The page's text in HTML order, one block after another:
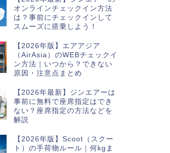
オンラインチェックイン方法
は？事前にチェックインして
スムーズに搭乗しよう！
【2026年版】エアアジア
（AirAsia）のWEBチェックイ
ン方法｜いつから？できない
原因・注意点まとめ
【2026年最新】ジンエアーは
事前に無料で座席指定はでき
ない？座席指定の方法などを
解説
【2026年版】Scoot（スクー
ト）の手荷物ルール｜何kgま